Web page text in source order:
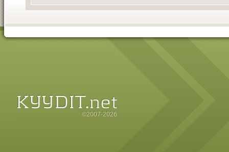
©2007-2026